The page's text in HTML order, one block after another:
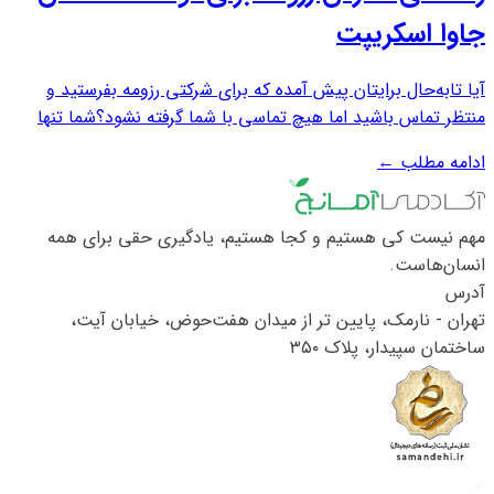
جاوا اسکریپت
آیا تابه‌حال برایتان پیش آمده که برای شرکتی رزومه بفرستید و
منتظر تماس باشید اما هیچ تماسی با شما گرفته نشود؟شما تنها
صدها رزومه دیگر در رقابت است. به طور متوسط کارفرمایان یا
مدیران هر رزومه را حدود...
ادامه مطلب←
مهم نیست کی هستیم و کجا هستیم، یادگیری حقی برای همه
انسان‌هاست.
آدرس
تهران - نارمک، پایین تر از میدان هفت‌حوض، خیابان آیت،
ساختمان سپیدار، پلاک ۳۵۰